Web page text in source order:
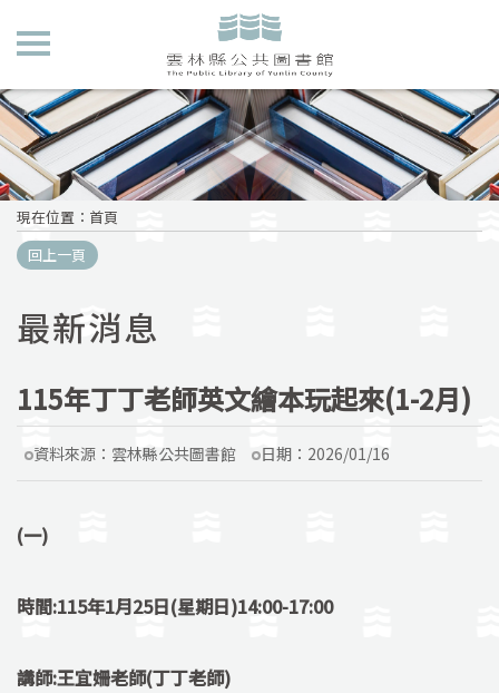
現在位置 ： 首頁
回上一頁
最新消息
115年丁丁老師英文繪本玩起來(1-2月)
資料來源： 雲林縣公共圖書館 日期： 2026/01/16
(一)
時間:115年1月25日(星期日)14:00-17:00
講師:王宜姍老師(丁丁老師)